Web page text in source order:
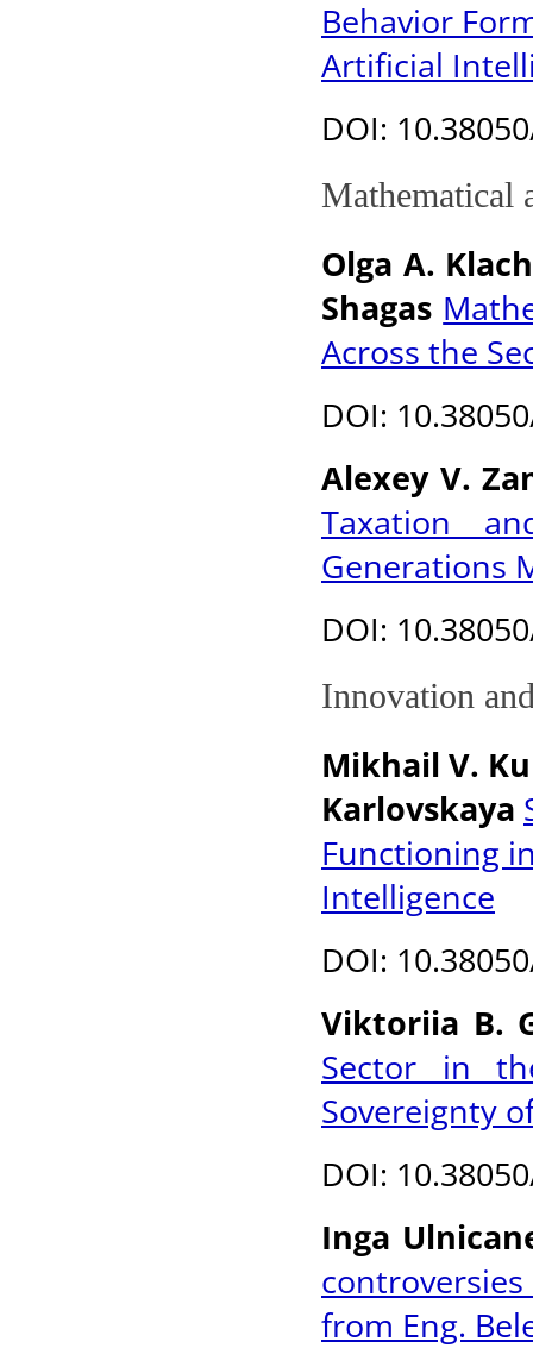
Behavior
Artificial
DOI:
Mathematical
Olga A.
Shagas
Across the
DOI:
Alexey V.
Taxation
Generations
DOI:
Innovation
Mikhail V.
Karlovskaya
Functioning
Intelligence
DOI:
Viktoriia B.
Sector in
Sovereignty
DOI:
Inga
from Eng.